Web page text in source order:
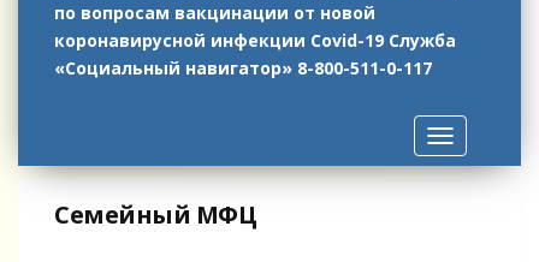
по вопросам вакцинации от новой
коронавирусной инфекции Covid-19 Служба
«Социальный навигатор» 8-800-511-0-117
Toggle
navigation
Семейный МФЦ